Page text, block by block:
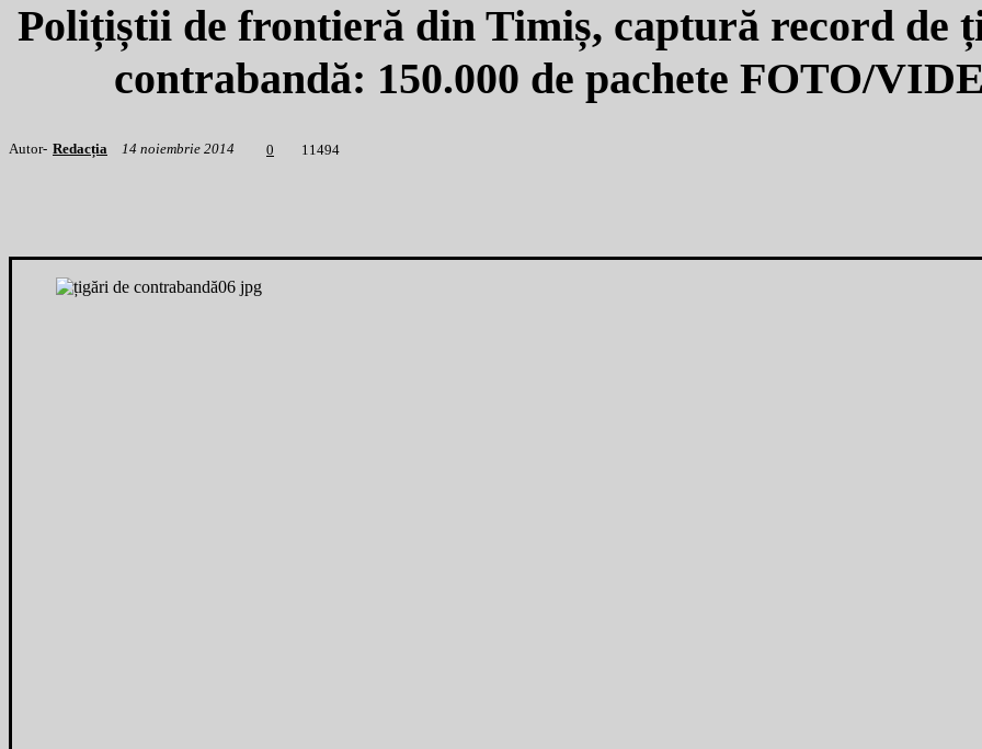
Polițiștii de frontieră din Timiș, captură record de
contrabandă: 150.000 de pachete FOTO/
Autor- Redacția 14 noiembrie 2014 0 1 1494